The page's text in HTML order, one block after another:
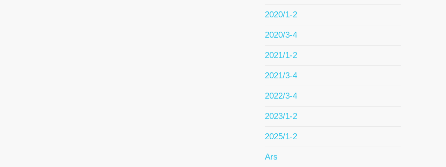
2020/1-2
2020/3-4
2021/1-2
2021/3-4
2022/3-4
2023/1-2
2025/1-2
Ars